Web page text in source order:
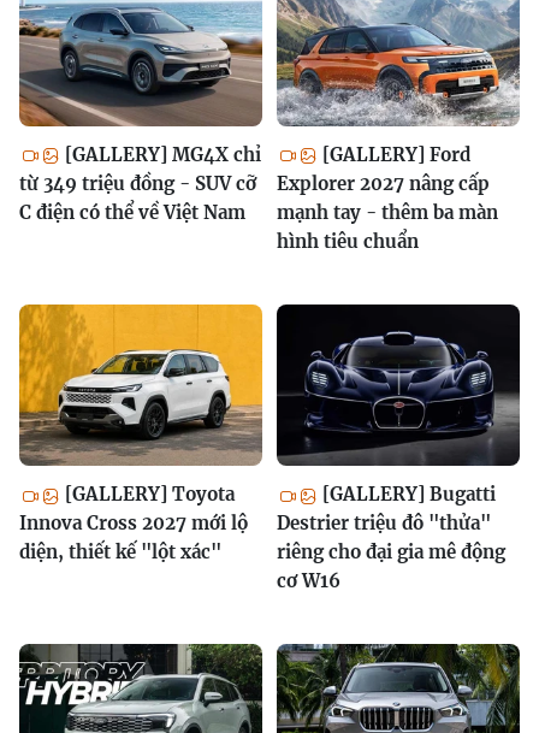
[GALLERY] MG4X chỉ
từ 349 triệu đồng - SUV cỡ
C điện có thể về Việt Nam
[GALLERY] Ford
Explorer 2027 nâng cấp
mạnh tay - thêm ba màn
hình tiêu chuẩn
[GALLERY] Toyota
Innova Cross 2027 mới lộ
diện, thiết kế "lột xác"
[GALLERY] Bugatti
Destrier triệu đô "thửa"
riêng cho đại gia mê động
cơ W16